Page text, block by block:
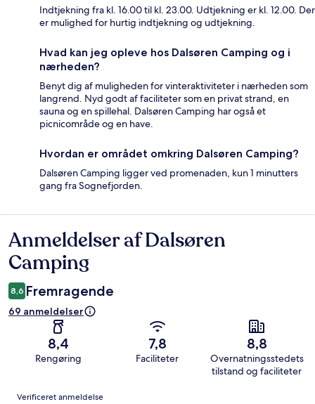
Indtjekning fra kl. 16.00 til kl. 23.00. Udtjekning er kl. 12.00. Der
er mulighed for hurtig indtjekning og udtjekning.
Hvad kan jeg opleve hos Dalsøren Camping og i
nærheden?
Benyt dig af muligheden for vinteraktiviteter i nærheden som
langrend. Nyd godt af faciliteter som en privat strand, en
sauna og en spillehal. Dalsøren Camping har også et
picnicområde og en have.
Hvordan er området omkring Dalsøren Camping?
Dalsøren Camping ligger ved promenaden, kun 1 minutters
gang fra Sognefjorden.
Anmeldelser
Anmeldelser af Dalsøren
Camping
8,6 Fremragende
69 anmeldelser
8,4
Rengøring
7,8
Faciliteter
8,8
Overnatningsstedets
tilstand og faciliteter
Anmeldelser
Verificeret anmeldelse